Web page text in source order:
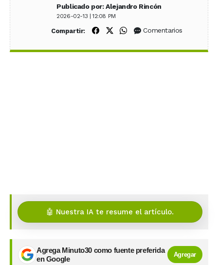
Publicado por: Alejandro Rincón
2026-02-13 | 12:08 PM
Compartir: Compartir en Facebook
Compartir en X (Twitter)
Compartir en WhatsApp
Comentarios
🤖 Nuestra IA te resume el artículo.
Agrega Minuto30 como fuente preferida
en Google
Agregar